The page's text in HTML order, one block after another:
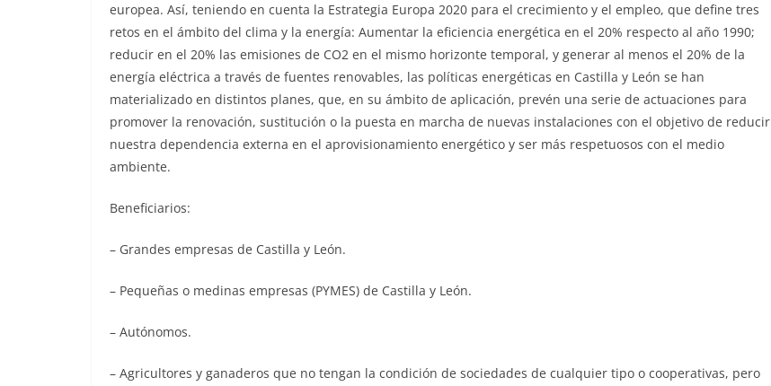
europea. Así, teniendo en cuenta la Estrategia Europa 2020 para el crecimiento y el empleo, que define tres
retos en el ámbito del clima y la energía: Aumentar la eficiencia energética en el 20% respecto al año 1990;
reducir en el 20% las emisiones de CO2 en el mismo horizonte temporal, y generar al menos el 20% de la
energía eléctrica a través de fuentes renovables, las políticas energéticas en Castilla y León se han
materializado en distintos planes, que, en su ámbito de aplicación, prevén una serie de actuaciones para
promover la renovación, sustitución o la puesta en marcha de nuevas instalaciones con el objetivo de reducir
nuestra dependencia externa en el aprovisionamiento energético y ser más respetuosos con el medio
ambiente.
Beneficiarios:
– Grandes empresas de Castilla y León.
– Pequeñas o medinas empresas (PYMES) de Castilla y León.
– Autónomos.
– Agricultores y ganaderos que no tengan la condición de sociedades de cualquier tipo o cooperativas, pero